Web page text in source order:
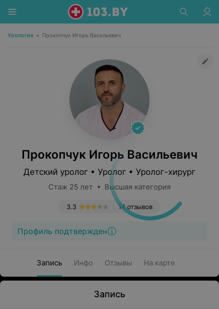
Урология • Прокопчук Игорь Васильевич
Прокопчук Игорь Васильевич
Детский уролог • Уролог • Уролог-хирург
Стаж 25 лет • Высшая категория
14 отзывов
3.3
Профиль подтвержден
Запись Инфо Отзывы На карте
Запись